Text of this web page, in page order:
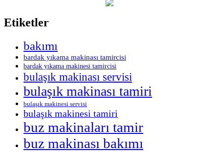
Etiketler
bakımı
bardak yıkama makinası tamircisi
bardak yıkama makinesi tamircisi
bulaşık makinası servisi
bulaşık makinası tamiri
bulaşık makinesi servisi
bulaşık makinesi tamiri
buz makinaları tamir
buz makinası bakımı